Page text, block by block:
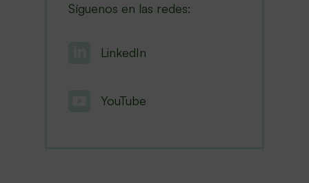
Síguenos en las redes:
LinkedIn
YouTube